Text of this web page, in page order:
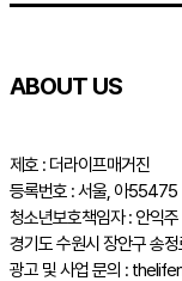
ABOUT US
제호 : 더라이프매거진
등록번호 : 서울, 아55475
청소년보호책임자 : 안익주
경기도 수원시 장안구 송
광고 및 사업 문의 :